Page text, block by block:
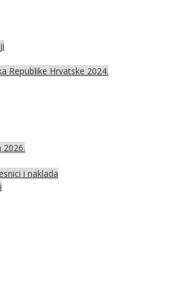
Republike Hrvatske 2024.
2026.
i naklada